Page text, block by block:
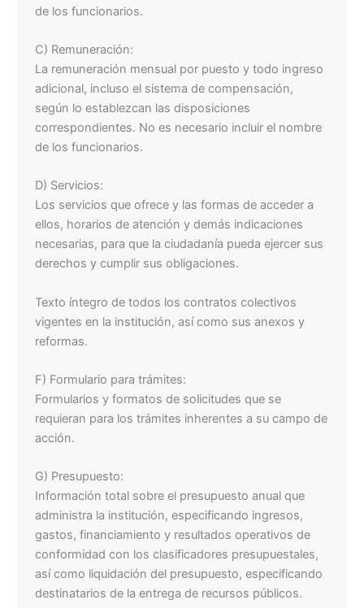
de los funcionarios.
C) Remuneración:
La remuneración mensual por puesto y todo ingreso
adicional, incluso el sistema de compensación,
según lo establezcan las disposiciones
correspondientes. No es necesario incluir el nombre
de los funcionarios.
D) Servicios:
Los servicios que ofrece y las formas de acceder a
ellos, horarios de atención y demás indicaciones
necesarias, para que la ciudadanía pueda ejercer sus
derechos y cumplir sus obligaciones.
Texto íntegro de todos los contratos colectivos
vigentes en la institución, así­ como sus anexos y
reformas.
F) Formulario para trámites:
Formularios y formatos de solicitudes que se
requieran para los trámites inherentes a su campo de
acción.
G) Presupuesto:
Información total sobre el presupuesto anual que
administra la institución, especificando ingresos,
gastos, financiamiento y resultados operativos de
conformidad con los clasificadores presupuestales,
así como liquidación del presupuesto, especificando
destinatarios de la entrega de recursos públicos.